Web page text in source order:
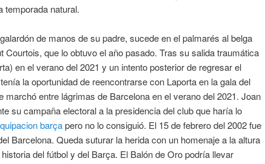
temporada natural.
de manos de su padre, sucede en el palmarés al belga
Courtois, que lo obtuvo el año pasado. Tras su salida traumática
en el verano del 2021 y un intento posterior de regresar el
la oportunidad de reencontrarse con Laporta en la gala del
marchó entre lágrimas de Barcelona en el verano del 2021. Joan
su campaña electoral a la presidencia del club que haría lo
barçapero no lo consiguió. El 15 de febrero del 2002 fue
Barcelona. Queda suturar la herida con un homenaje a la altura
del fútbol y del Barça. El Balón de Oro podría llevar